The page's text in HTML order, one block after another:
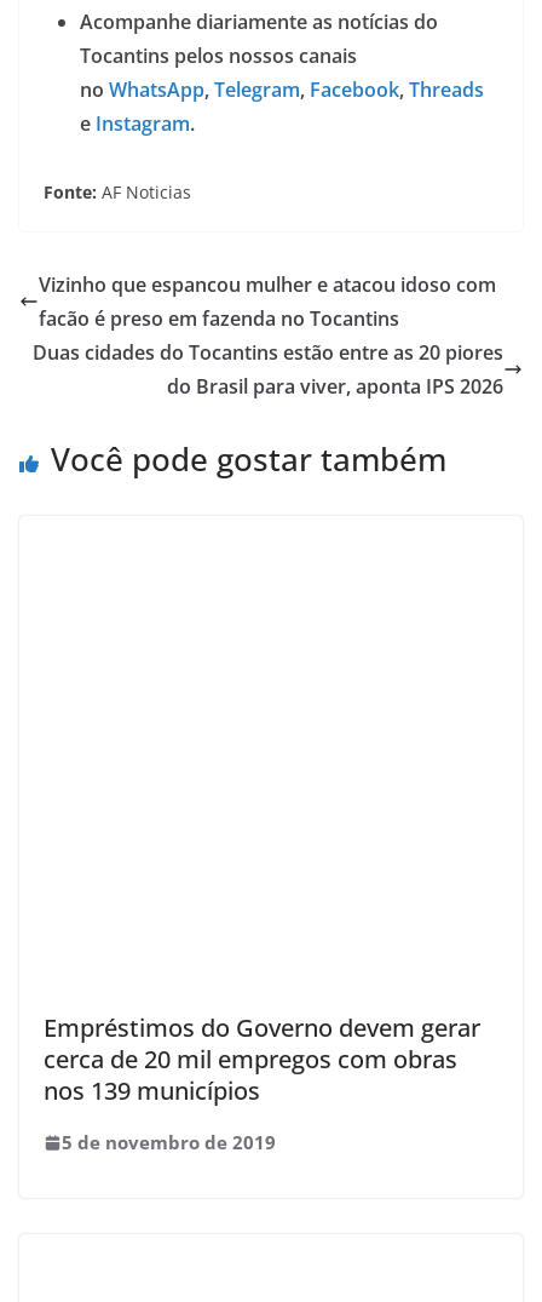
Acompanhe diariamente as notícias do
Tocantins pelos nossos canais
no WhatsApp,Telegram, Facebook,Threads
e Instagram.
Fonte: AF Noticias
Vizinho que espancou mulher e atacou idoso com
facão é preso em fazenda no Tocantins
Duas cidades do Tocantins estão entre as 20 piores
do Brasil para viver, aponta IPS 2026
Você pode gostar também
Empréstimos do Governo devem gerar
cerca de 20 mil empregos com obras
nos 139 municípios
5 de novembro de 2019